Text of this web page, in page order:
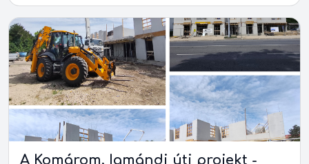
A Komárom, Igmándi úti projekt -